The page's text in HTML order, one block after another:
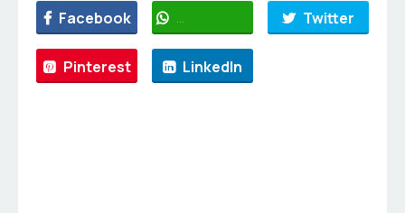
Facebook WhatsApp Twitter
Pinterest LinkedIn